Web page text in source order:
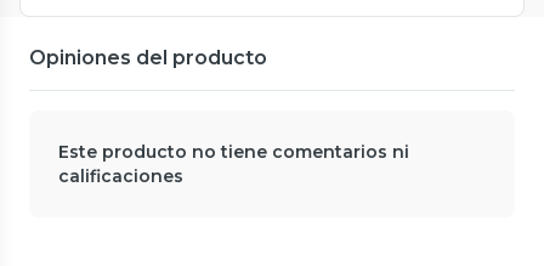
Opiniones del producto
Este producto no tiene comentarios ni
calificaciones